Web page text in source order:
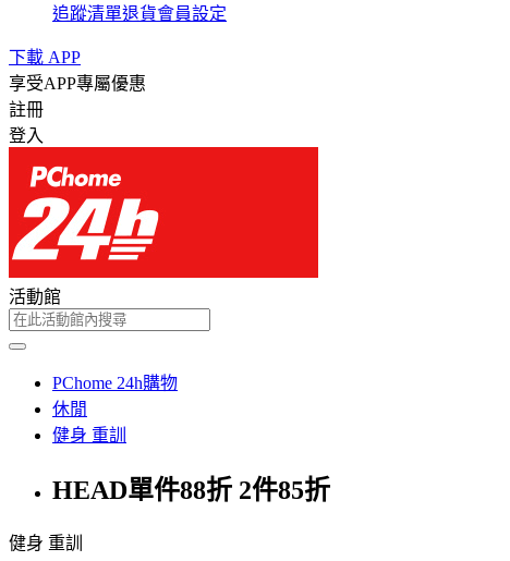
追蹤清單退貨會員設定
下載 APP
享受APP專屬優惠
註冊
登入
活動館
PChome 24h購物
休閒
健身 重訓
HEAD單件88折 2件85折
健身 重訓